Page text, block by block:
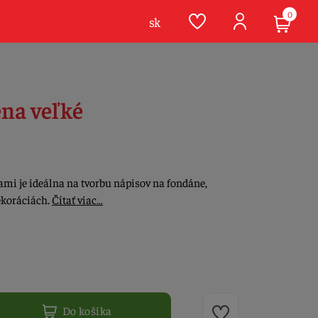
veľké
je ideálna na tvorbu nápisov na fondáne,
Čítať viac…
Do košíka
sk 0